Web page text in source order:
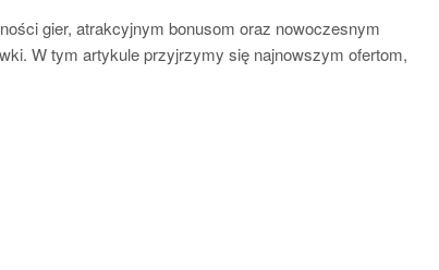
gier, atrakcyjnym bonusom oraz nowoczesnym
W tym artykule przyjrzymy się najnowszym ofertom,